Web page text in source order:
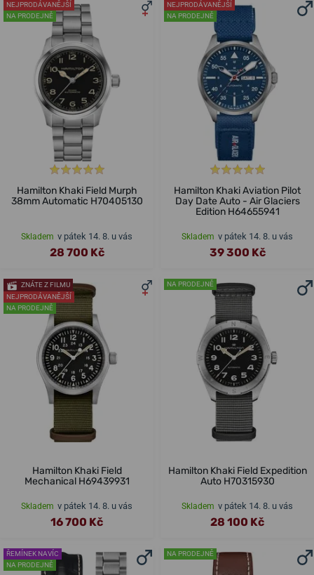
NEJPRODÁVANĚJŠÍ
NA PRODEJNĚ
Hamilton Khaki Field Murph
38mm Automatic H70405130
Skladem v pátek 14. 8. u vás
28 700 Kč
NEJPRODÁVANĚJŠÍ
NA PRODEJNĚ
Hamilton Khaki Aviation Pilot
Day Date Auto - Air Glaciers
Edition H64655941
Skladem v pátek 14. 8. u vás
39 300 Kč
ZNÁTE Z FILMU
NEJPRODÁVANĚJŠÍ
NA PRODEJNĚ
Hamilton Khaki Field
Mechanical H69439931
Skladem v pátek 14. 8. u vás
16 700 Kč
NA PRODEJNĚ
Hamilton Khaki Field Expedition
Auto H70315930
Skladem v pátek 14. 8. u vás
28 100 Kč
ŘEMÍNEK NAVÍC
NA PRODEJNĚ
NA PRODEJNĚ